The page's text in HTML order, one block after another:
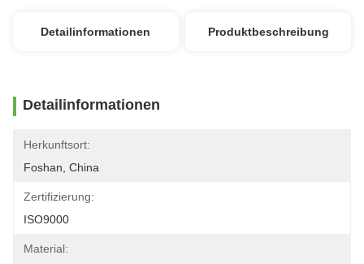
Detailinformationen Produktbeschreibung
Detailinformationen
Herkunftsort:
Foshan, China
Zertifizierung:
ISO9000
Material: